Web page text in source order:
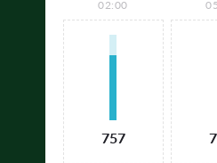
02:00
757